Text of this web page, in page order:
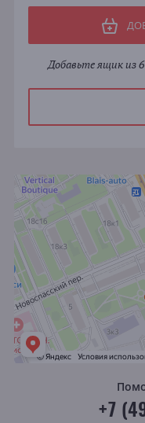
Добавьте ящик из
+7